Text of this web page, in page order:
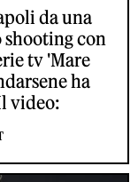
da una
shooting con
tv 'Mare
ha
video: